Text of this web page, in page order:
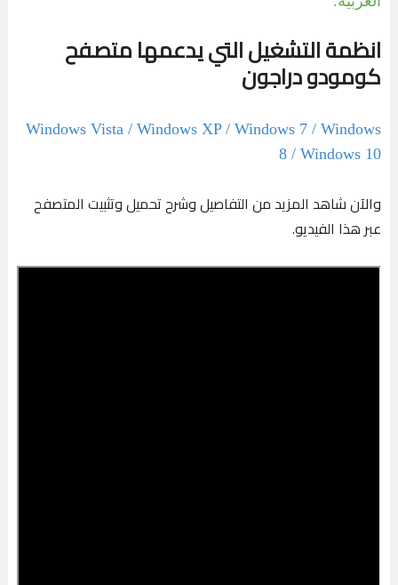
انظمة التشغيل التي يدعمها متصفح
كومودو دراجون
Windows Vista / Windows XP / Windows 7 / Windows
8 / Windows 10
والآن شاهد المزيد من التفاصيل وشرح تحميل وتثبيت المتصفح
عبر هذا الفيديو.